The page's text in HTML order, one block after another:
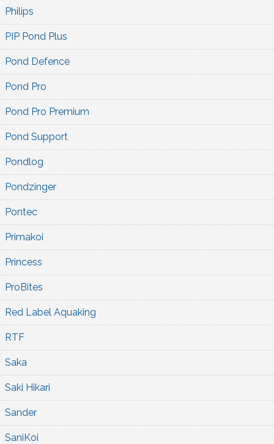
Philips
PIP Pond Plus
Pond Defence
Pond Pro
Pond Pro Premium
Pond Support
Pondlog
Pondzinger
Pontec
Primakoi
Princess
ProBites
Red Label Aquaking
RTF
Saka
Saki Hikari
Sander
SaniKoi